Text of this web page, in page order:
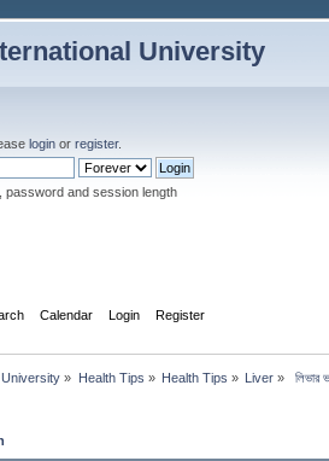
University
login or register.
password and session length
Calendar Login Register
University » Health Tips » Health Tips » Liver » লিভার